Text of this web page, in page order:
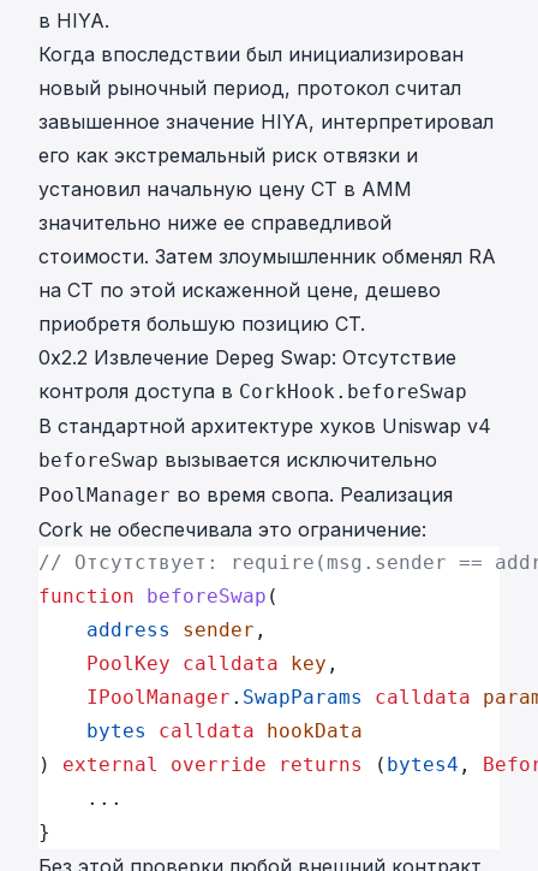
в HIYA.
Когда впоследствии был инициализирован
новый рыночный период, протокол считал
завышенное значение HIYA, интерпретировал
его как экстремальный риск отвязки и
установил начальную цену CT в AMM
значительно ниже ее справедливой
стоимости. Затем злоумышленник обменял RA
на CT по этой искаженной цене, дешево
приобретя большую позицию CT.
0x2.2 Извлечение Depeg Swap: Отсутствие
контроля доступа в CorkHook.beforeSwap
В стандартной архитектуре хуков Uniswap v4
beforeSwap вызывается исключительно
PoolManager во время свопа. Реализация
Cork не обеспечивала это ограничение:
// Отсутствует: require(msg.sender ==
function beforeSwap (
    address
sender ,
    PoolKey
calldata key ,
    IPoolManager
. SwapParams calldata
    bytes
calldata hookData
) external override returns ( bytes4 ,
    ...
}
Без этой проверки любой внешний контракт